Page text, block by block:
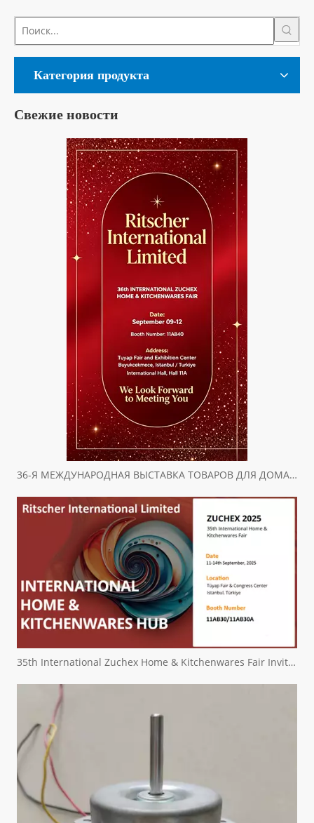
Категория продукта
Свежие новости
36-Я МЕЖДУНАРОДНАЯ ВЫСТАВКА ТОВАРОВ ДЛЯ ДОМА И КУХНИ ZUCHEX ПРИГЛАШЕНИЕ
35th International Zuchex Home & Kitchenwares Fair Invitation - Ritchcher International Limited